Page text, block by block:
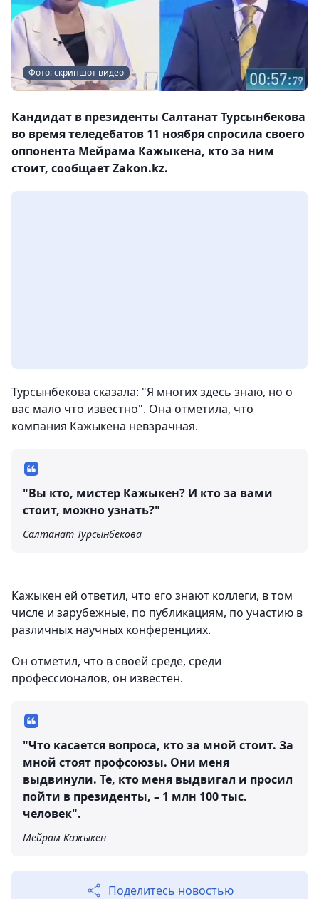
Фото: скриншот видео
Кандидат в президенты Салтанат Турсынбекова
во время теледебатов 11 ноября спросила своего
оппонента Мейрама Кажыкена, кто за ним
стоит, сообщает Zakon.kz.
Турсынбекова сказала: "Я многих здесь знаю, но о
вас мало что известно". Она отметила, что
компания Кажыкена невзрачная.
"Вы кто, мистер Кажыкен? И кто за вами
стоит, можно узнать?"
Салтанат Турсынбекова
Кажыкен ей ответил, что его знают коллеги, в том
числе и зарубежные, по публикациям, по участию в
различных научных конференциях.
Он отметил, что в своей среде, среди
профессионалов, он известен.
"Что касается вопроса, кто за мной стоит. За
мной стоят профсоюзы. Они меня
выдвинули. Те, кто меня выдвигал и просил
пойти в президенты, – 1 млн 100 тыс.
человек".
Мейрам Кажыкен
Поделитесь новостью